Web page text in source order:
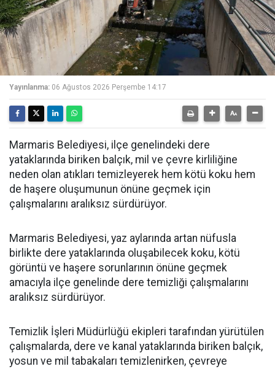
Yayınlanma: 06 Ağustos 2026 Perşembe 14:17
Marmaris Belediyesi, ilçe genelindeki dere
yataklarında biriken balçık, mil ve çevre kirliliğine
neden olan atıkları temizleyerek hem kötü koku hem
de haşere oluşumunun önüne geçmek için
çalışmalarını aralıksız sürdürüyor.
Marmaris Belediyesi, yaz aylarında artan nüfusla
birlikte dere yataklarında oluşabilecek koku, kötü
görüntü ve haşere sorunlarının önüne geçmek
amacıyla ilçe genelinde dere temizliği çalışmalarını
aralıksız sürdürüyor.
Temizlik İşleri Müdürlüğü ekipleri tarafından yürütülen
çalışmalarda, dere ve kanal yataklarında biriken balçık,
yosun ve mil tabakaları temizlenirken, çevreye